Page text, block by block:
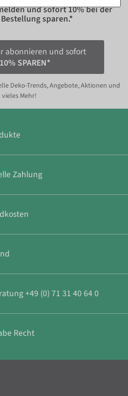
und sofort10%bei der
sparen.*
abonnieren und sofort
10% SPAREN*
Deko-Trends, Angebote, Aktionen und
vieles Mehr!
Zahlung
+49 (0) 71 31 40 64 0
Recht